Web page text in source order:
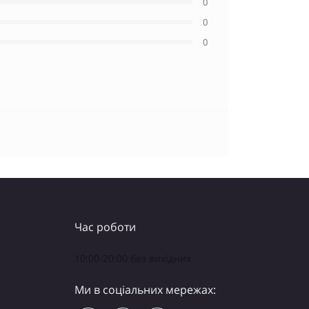
0
0
Час роботи
Ми в соціальних мережах: